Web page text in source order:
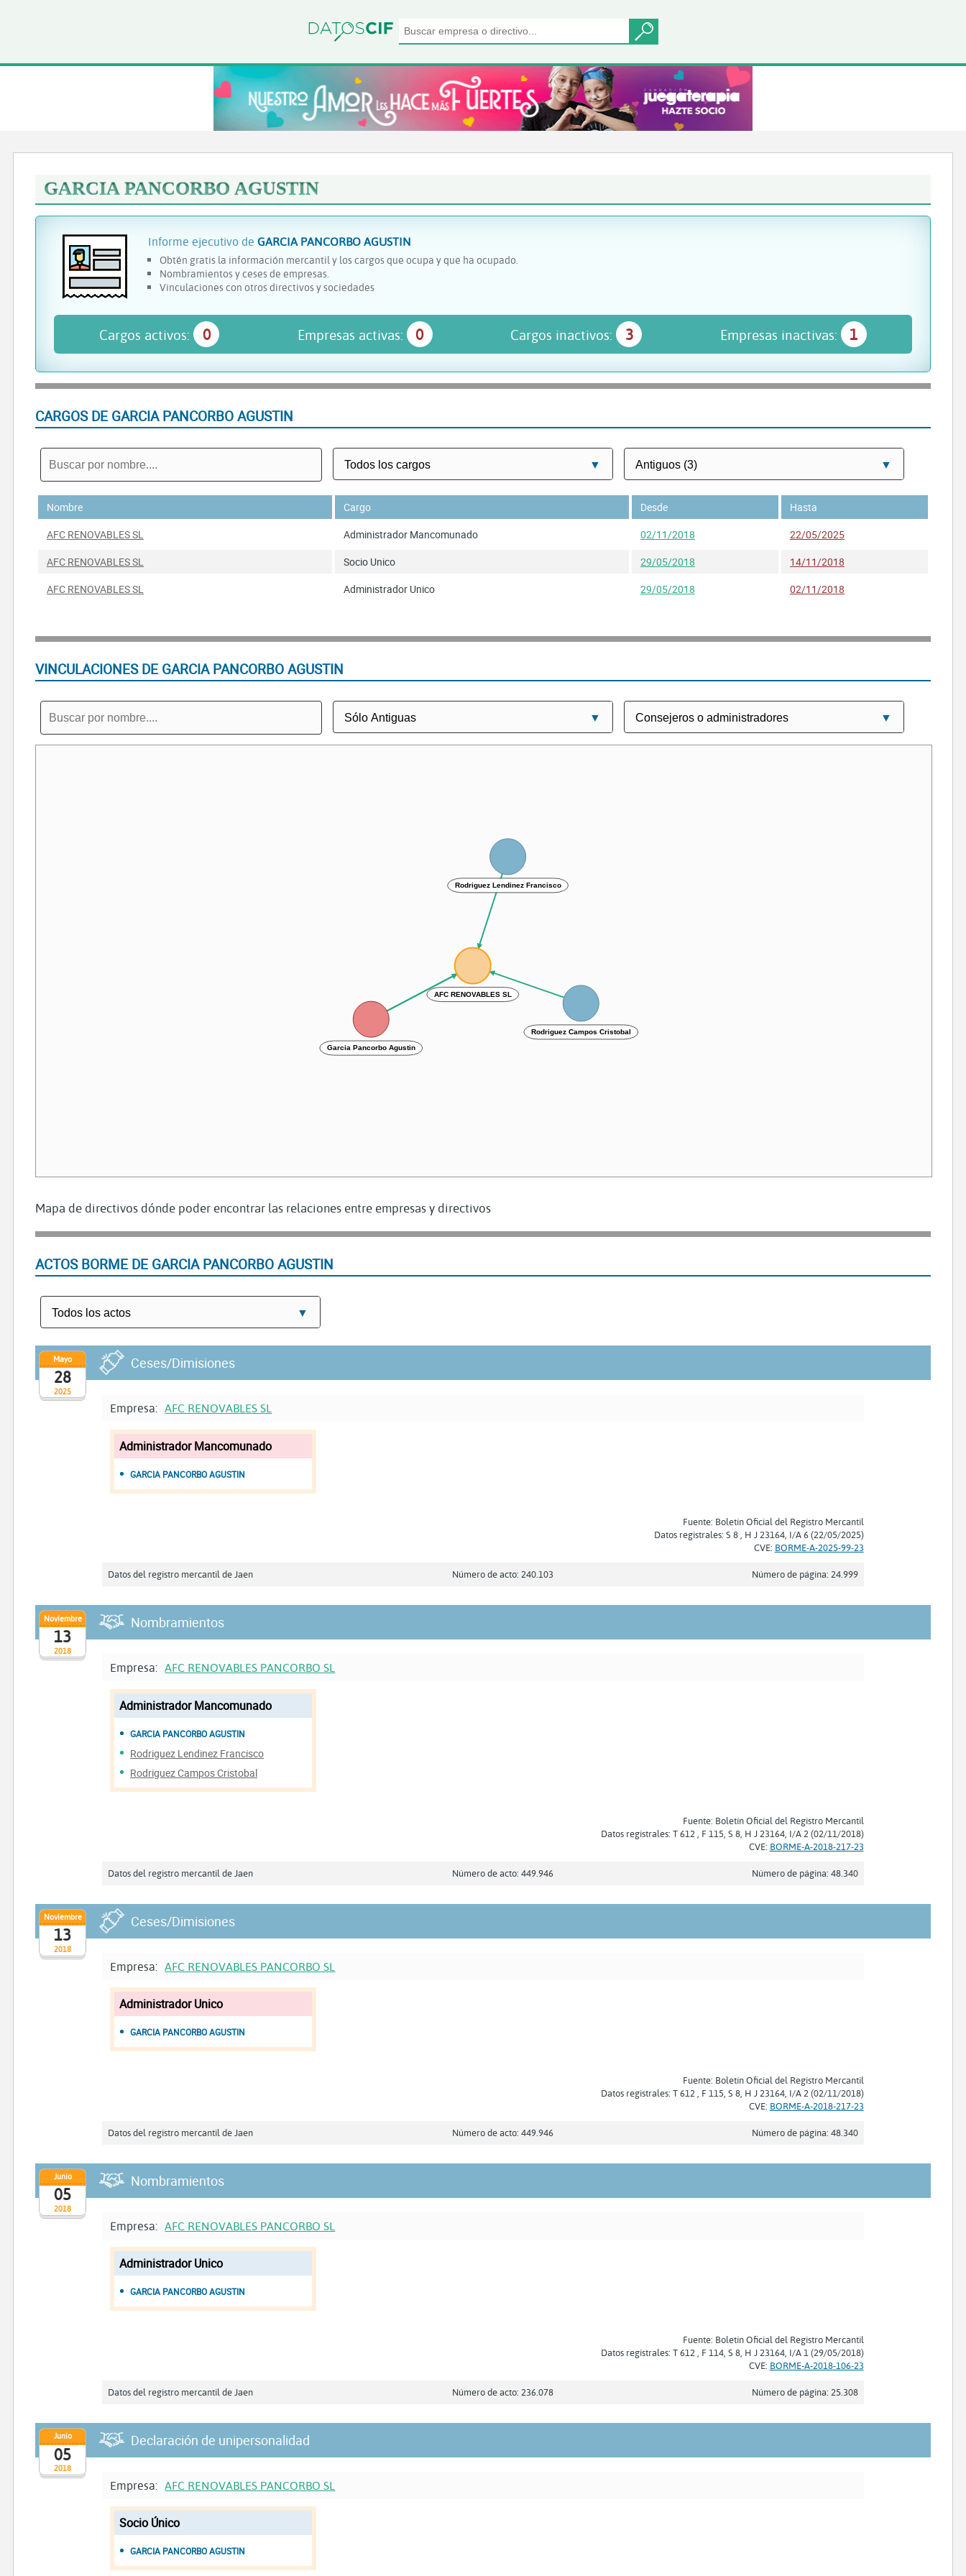
GARCIA PANCORBO AGUSTIN
Informe ejecutivo de GARCIA PANCORBO AGUSTIN
Obtén gratis la información mercantil y los cargos que ocupa y que ha ocupado.
Nombramientos y ceses de empresas.
Vinculaciones con otros directivos y sociedades
Cargos activos: 0 Empresas activas: 0 Cargos inactivos: 3 Empresas inactivas: 1
CARGOS DE GARCIA PANCORBO AGUSTIN
Nombre Cargo Desde
Hasta
AFC RENOVABLES SL
Administrador Mancomunado 02/11/2018
22/05/2025
AFC RENOVABLES SL
Socio Unico 29/05/2018
14/11/2018
AFC RENOVABLES SL
Administrador Unico 29/05/2018 02/11/2018
VINCULACIONES DE GARCIA PANCORBO AGUSTIN
AFC RENOVABLES SL
Garcia Pancorbo Agustin
Rodriguez Lendinez Francisco
Rodriguez Campos Cristobal
Mapa de directivos dónde poder encontrar las relaciones entre empresas y directivos
ACTOS BORME DE GARCIA PANCORBO AGUSTIN
2025
Mayo
28
Ceses/Dimisiones
Empresa: AFC RENOVABLES SL
Administrador Mancomunado
GARCIA PANCORBO AGUSTIN
Fuente: Boletín Oficial del Registro Mercantil
Datos registrales: S 8 , H J 23164, I/A 6 (22/05/2025)
CVE: BORME-A-2025-99-23
Datos del registro mercantil de Jaen Número de acto: 240.103 Número de página: 24.999
2018
Noviembre
13
Nombramientos
Empresa: AFC RENOVABLES PANCORBO SL
Administrador Mancomunado
GARCIA PANCORBO AGUSTIN
Rodriguez Lendinez Francisco
Rodriguez Campos Cristobal
Fuente: Boletín Oficial del Registro Mercantil
Datos registrales: T 612 , F 115, S 8, H J 23164, I/A 2 (02/11/2018)
CVE: BORME-A-2018-217-23
Datos del registro mercantil de Jaen Número de acto: 449.946 Número de página: 48.340
2018
Noviembre
13
Ceses/Dimisiones
Empresa: AFC RENOVABLES PANCORBO SL
Administrador Unico
GARCIA PANCORBO AGUSTIN
Fuente: Boletín Oficial del Registro Mercantil
Datos registrales: T 612 , F 115, S 8, H J 23164, I/A 2 (02/11/2018)
CVE: BORME-A-2018-217-23
Datos del registro mercantil de Jaen Número de acto: 449.946 Número de página: 48.340
2018
Junio
05
Nombramientos
Empresa: AFC RENOVABLES PANCORBO SL
Administrador Unico
GARCIA PANCORBO AGUSTIN
Fuente: Boletín Oficial del Registro Mercantil
Datos registrales: T 612 , F 114, S 8, H J 23164, I/A 1 (29/05/2018)
CVE: BORME-A-2018-106-23
Datos del registro mercantil de Jaen Número de acto: 236.078 Número de página: 25.308
2018
Junio
05
Declaración de unipersonalidad
Empresa: AFC RENOVABLES PANCORBO SL
Socio Único
GARCIA PANCORBO AGUSTIN